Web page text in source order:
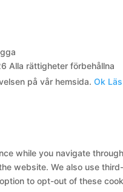
Alla rättigheter förbehållna
på vår hemsida. Ok
while you navigate
website. We also use
to opt-out of these